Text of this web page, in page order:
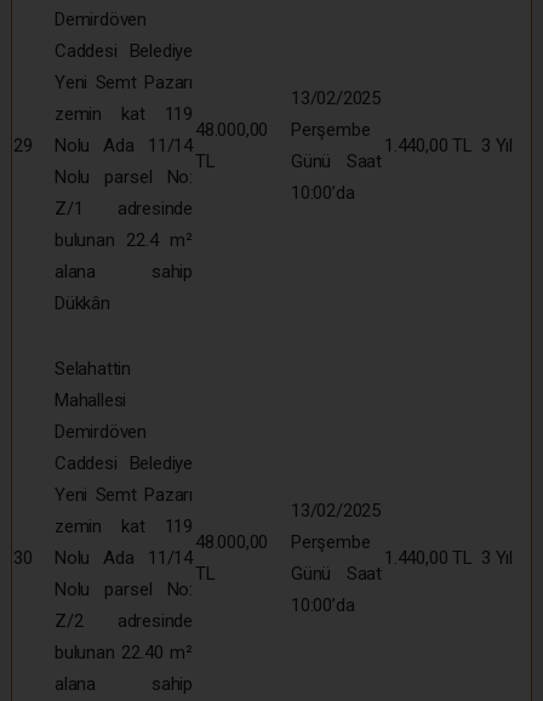
29
Demirdöven
Caddesi Belediye
Yeni Semt Pazarı
zemin kat 119
Nolu Ada 11/14
Nolu parsel No:
Z/1 adresinde
bulunan 22.4 m²
alana sahip
Dükkân
48.000,00
TL
13/02/2025
Perşembe
Günü Saat
10:00’da
1.440,00 TL 3 Yıl
30
Selahattin
Mahallesi
Demirdöven
Caddesi Belediye
Yeni Semt Pazarı
zemin kat 119
Nolu Ada 11/14
Nolu parsel No:
Z/2 adresinde
bulunan 22.40 m²
alana sahip
48.000,00
TL
13/02/2025
Perşembe
Günü Saat
10:00’da
1.440,00 TL 3 Yıl